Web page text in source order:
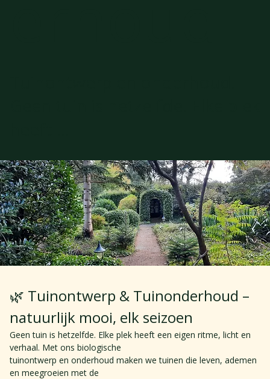
🌿 Tuinontwerp & Tuinonderhoud –
natuurlijk mooi, elk seizoen
Geen tuin is hetzelfde. Elke plek heeft een eigen ritme, licht en
verhaal. Met ons biologische
tuinontwerp en onderhoud maken we tuinen die leven, ademen
en meegroeien met de